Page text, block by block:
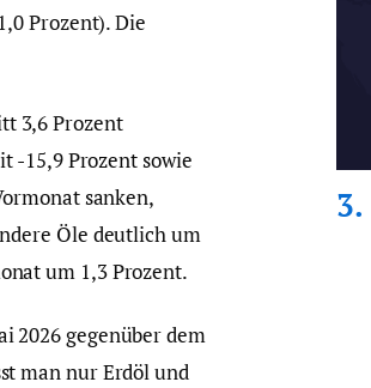
Prozent). Die
3,6 Prozent
-15,9 Prozent sowie
sanken,
Öle deutlich um
um 1,3 Prozent.
2026 gegenüber dem
man nur Erdöl und